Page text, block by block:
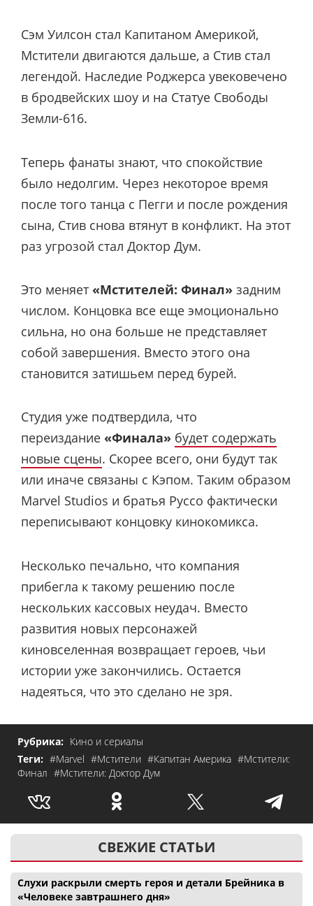
Сэм Уилсон стал Капитаном Америкой,
Мстители двигаются дальше, а Стив стал
легендой. Наследие Роджерса увековечено
в бродвейских шоу и на Статуе Свободы
Земли-616.
Теперь фанаты знают, что спокойствие
было недолгим. Через некоторое время
после того танца с Пегги и после рождения
сына, Стив снова втянут в конфликт. На этот
раз угрозой стал Доктор Дум.
Это меняет «Мстителей: Финал» задним
числом. Концовка все еще эмоционально
сильна, но она больше не представляет
собой завершения. Вместо этого она
становится затишьем перед бурей.
Студия уже подтвердила, что
переиздание «Финала» будет содержать
новые сцены. Скорее всего, они будут так
или иначе связаны с Кэпом. Таким образом
Marvel Studios и братья Руссо фактически
переписывают концовку кинокомикса.
Несколько печально, что компания
прибегла к такому решению после
нескольких кассовых неудач. Вместо
развития новых персонажей
киновселенная возвращает героев, чьи
истории уже закончились. Остается
надеяться, что это сделано не зря.
Рубрика: Кино и сериалы
Теги: #Marvel #Мстители #Капитан Америка #Мстители:
Финал #Мстители: Доктор Дум
СВЕЖИЕ СТАТЬИ
Слухи раскрыли смерть героя и детали Брейника в
«Человеке завтрашнего дня»